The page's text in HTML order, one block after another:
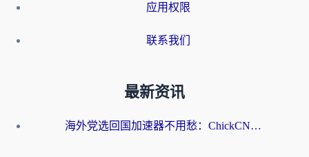
应用权限
联系我们
最新资讯
海外党选回国加速器不用愁：ChickCN和洞见哪个好？一篇搞定所有疑问